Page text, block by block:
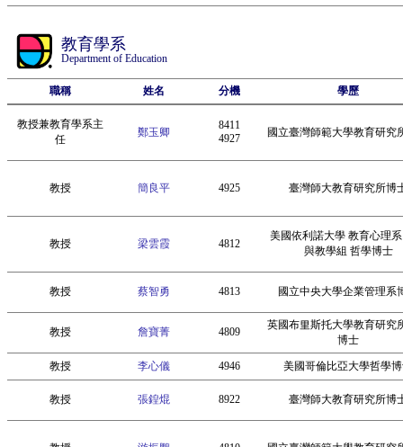
教育學系
Department of Education
職稱 姓名 分機 學歷
教授兼教育學系主
任
鄭玉卿
8411
4927
國立臺灣師範大學教育研究
教授 簡良平 4925 臺灣師大教育研究所博
教授 梁雲霞 4812
美國依利諾大學 教育心理
與教學組 哲學博士
教授 蔡智勇 4813 國立中央大學企業管理系
教授 詹寶菁 4809
英國布里斯托大學教育研究
博士
教授 李心儀 4946 美國哥倫比亞大學哲學
教授 張鍠焜 8922 臺灣師大教育研究所博